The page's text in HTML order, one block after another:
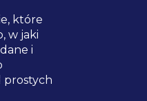
które
w jaki
i
prostych